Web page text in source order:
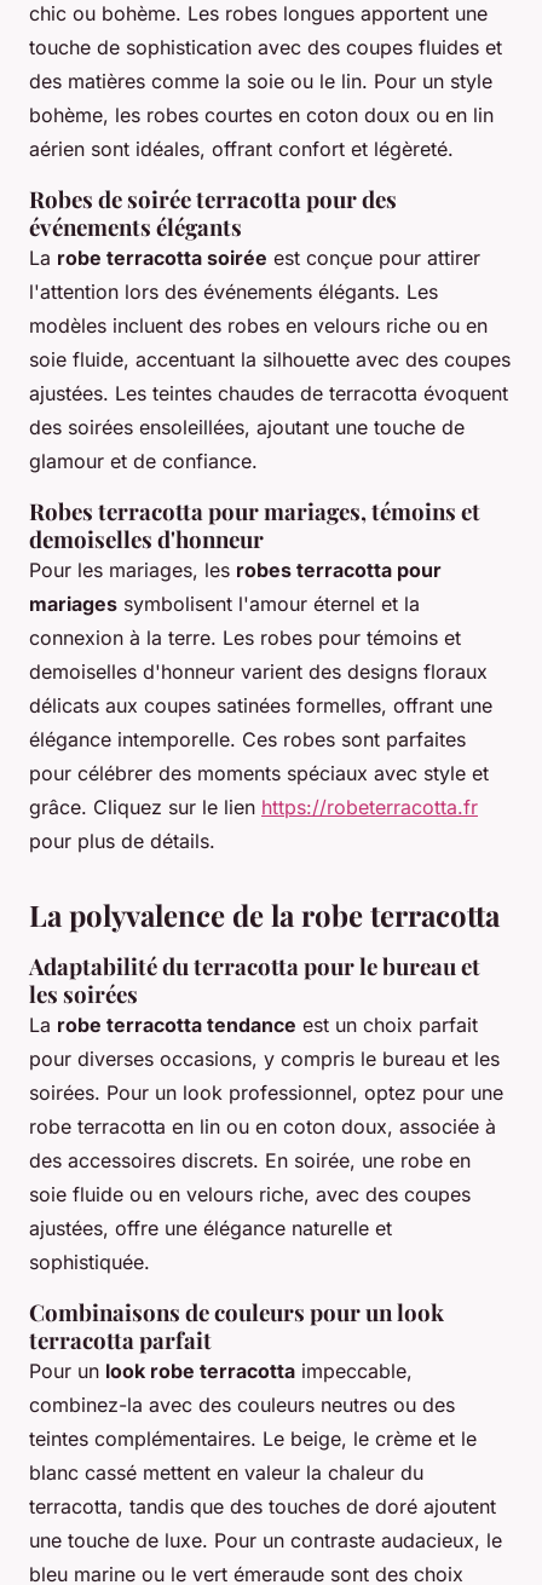
chic ou bohème. Les robes longues apportent une
touche de sophistication avec des coupes fluides et
des matières comme la soie ou le lin. Pour un style
bohème, les robes courtes en coton doux ou en lin
aérien sont idéales, offrant confort et légèreté.
Robes de soirée terracotta pour des
événements élégants
La robe terracotta soirée est conçue pour attirer
l'attention lors des événements élégants. Les
modèles incluent des robes en velours riche ou en
soie fluide, accentuant la silhouette avec des coupes
ajustées. Les teintes chaudes de terracotta évoquent
des soirées ensoleillées, ajoutant une touche de
glamour et de confiance.
Robes terracotta pour mariages, témoins et
demoiselles d'honneur
Pour les mariages, les robes terracotta pour
mariages symbolisent l'amour éternel et la
connexion à la terre. Les robes pour témoins et
demoiselles d'honneur varient des designs floraux
délicats aux coupes satinées formelles, offrant une
élégance intemporelle. Ces robes sont parfaites
pour célébrer des moments spéciaux avec style et
grâce. Cliquez sur le lien https://robeterracotta.fr
pour plus de détails.
La polyvalence de la robe terracotta
Adaptabilité du terracotta pour le bureau et
les soirées
La robe terracotta tendance est un choix parfait
pour diverses occasions, y compris le bureau et les
soirées. Pour un look professionnel, optez pour une
robe terracotta en lin ou en coton doux, associée à
des accessoires discrets. En soirée, une robe en
soie fluide ou en velours riche, avec des coupes
ajustées, offre une élégance naturelle et
sophistiquée.
Combinaisons de couleurs pour un look
terracotta parfait
Pour un look robe terracotta impeccable,
combinez-la avec des couleurs neutres ou des
teintes complémentaires. Le beige, le crème et le
blanc cassé mettent en valeur la chaleur du
terracotta, tandis que des touches de doré ajoutent
une touche de luxe. Pour un contraste audacieux, le
bleu marine ou le vert émeraude sont des choix